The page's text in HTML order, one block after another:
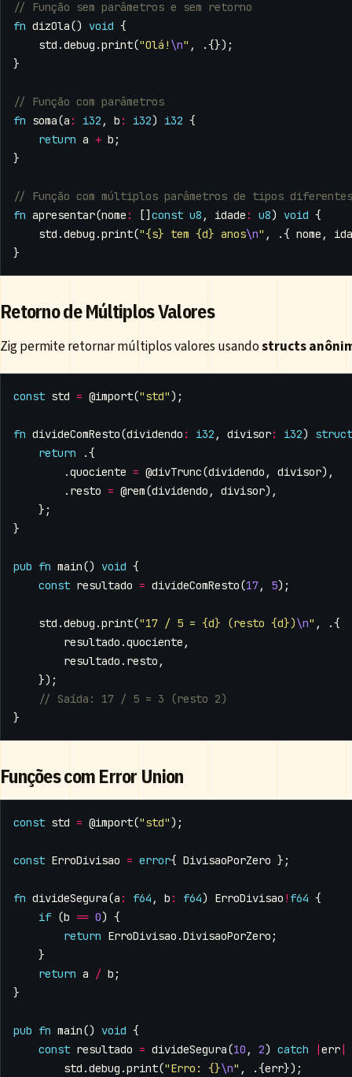
fn dizOla() void {
std .debug .print("Olá! \n" ,
.{});
}
fn soma(a : i32 , b : i32) i32 {
return a + b ;
}
fn apresentar(nome : [] const u8 , idade : u8) void {
std .debug .print("{s} tem {d} anos\n" , .{ nome ,
}
Retorno de Múltiplos Valores
Zig permite retornar múltiplos valores usandostructs
const std = @import("std");
fn divideComResto(dividendo : i32 , divisor: i32)
struct
return
.{
.quociente = @divTrunc(dividendo , divisor),
. resto = @rem(dividendo , divisor),
};
}
pub fn main() void {
const resultado = divideComResto(17, 5);
std .debug .print("17 / 5 = {d} (resto {d})\n" ,
.{
resultado .quociente ,
resultado . resto ,
});
}
Funções com Error Union
const std = @import("std");
const ErroDivisao = error{ DivisaoPorZero };
fn divideSegura(a : f64 , b : f64) ErroDivisao ! f64 {
if (b == 0) {
return ErroDivisao .DivisaoPorZero ;
}
return a / b ;
}
pub fn main() void {
const resultado = divideSegura(10 , 2) catch |err|
std .debug .print("Erro: {}\n" , .{err});